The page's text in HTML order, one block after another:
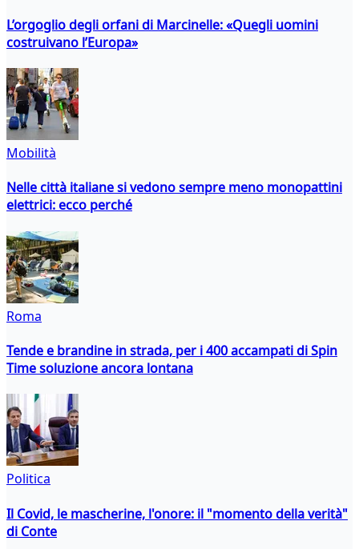
L’orgoglio degli orfani di Marcinelle: «Quegli uomini
costruivano l’Europa»
Mobilità
Nelle città italiane si vedono sempre meno monopattini
elettrici: ecco perché
Roma
Tende e brandine in strada, per i 400 accampati di Spin
Time soluzione ancora lontana
Politica
Il Covid, le mascherine, l'onore: il "momento della verità"
di Conte